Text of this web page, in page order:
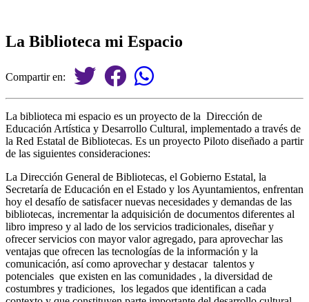
La Biblioteca mi Espacio
Compartir en:
La biblioteca mi espacio es un proyecto de la Dirección de
Educación Artística y Desarrollo Cultural, implementado a través de
la Red Estatal de Bibliotecas. Es un proyecto Piloto diseñado a partir
de las siguientes consideraciones:
La Dirección General de Bibliotecas, el Gobierno Estatal, la
Secretaría de Educación en el Estado y los Ayuntamientos, enfrentan
hoy el desafío de satisfacer nuevas necesidades y demandas de las
bibliotecas, incrementar la adquisición de documentos diferentes al
libro impreso y al lado de los servicios tradicionales, diseñar y
ofrecer servicios con mayor valor agregado, para aprovechar las
ventajas que ofrecen las tecnologías de la información y la
comunicación, así como aprovechar y destacar talentos y
potenciales que existen en las comunidades , la diversidad de
costumbres y tradiciones, los legados que identifican a cada